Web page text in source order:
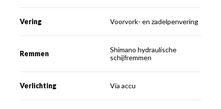
Vering Voorvork- en zadelpenvering
Remmen
Shimano hydraulische
schijfremmen
Verlichting Via accu